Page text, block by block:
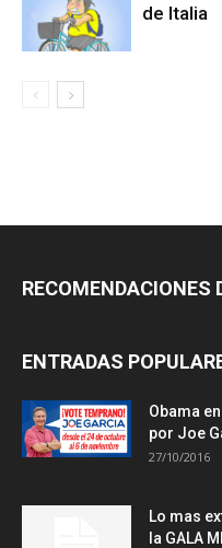
de Italia
RECOMENDACIONES
ENTRADAS
Obama
por Joe
27/10/2016
Lo mas
la GALA